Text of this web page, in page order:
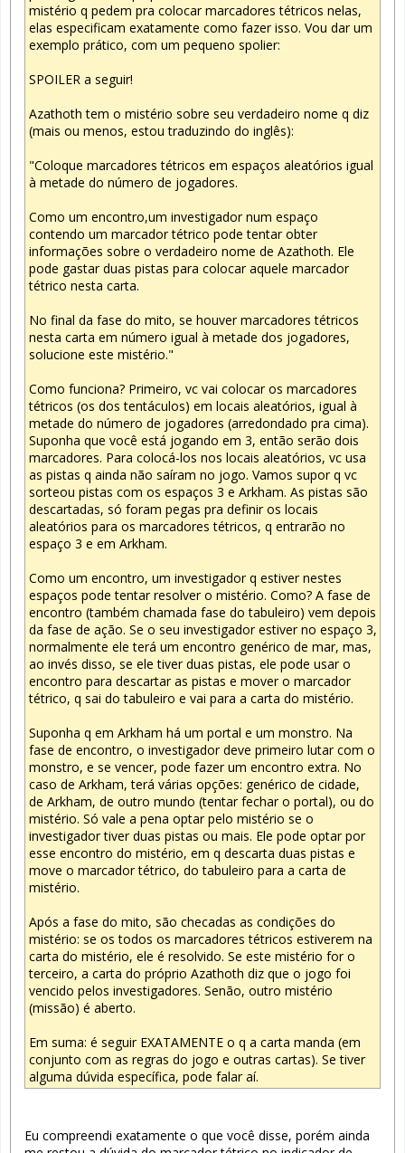
mistério q pedem pra colocar marcadores tétricos nelas,
elas especificam exatamente como fazer isso. Vou dar um
exemplo prático, com um pequeno spolier:
SPOILER a seguir!
Azathoth tem o mistério sobre seu verdadeiro nome q diz
(mais ou menos, estou traduzindo do inglês):
"Coloque marcadores tétricos em espaços aleatórios igual
à metade do número de jogadores.
Como um encontro,um investigador num espaço
contendo um marcador tétrico pode tentar obter
informações sobre o verdadeiro nome de Azathoth. Ele
pode gastar duas pistas para colocar aquele marcador
tétrico nesta carta.
No final da fase do mito, se houver marcadores tétricos
nesta carta em número igual à metade dos jogadores,
solucione este mistério."
Como funciona? Primeiro, vc vai colocar os marcadores
tétricos (os dos tentáculos) em locais aleatórios, igual à
metade do número de jogadores (arredondado pra cima).
Suponha que você está jogando em 3, então serão dois
marcadores. Para colocá-los nos locais aleatórios, vc usa
as pistas q ainda não saíram no jogo. Vamos supor q vc
sorteou pistas com os espaços 3 e Arkham. As pistas são
descartadas, só foram pegas pra definir os locais
aleatórios para os marcadores tétricos, q entrarão no
espaço 3 e em Arkham.
Como um encontro, um investigador q estiver nestes
espaços pode tentar resolver o mistério. Como? A fase de
encontro (também chamada fase do tabuleiro) vem depois
da fase de ação. Se o seu investigador estiver no espaço 3,
normalmente ele terá um encontro genérico de mar, mas,
ao invés disso, se ele tiver duas pistas, ele pode usar o
encontro para descartar as pistas e mover o marcador
tétrico, q sai do tabuleiro e vai para a carta do mistério.
Suponha q em Arkham há um portal e um monstro. Na
fase de encontro, o investigador deve primeiro lutar com o
monstro, e se vencer, pode fazer um encontro extra. No
caso de Arkham, terá várias opções: genérico de cidade,
de Arkham, de outro mundo (tentar fechar o portal), ou do
mistério. Só vale a pena optar pelo mistério se o
investigador tiver duas pistas ou mais. Ele pode optar por
esse encontro do mistério, em q descarta duas pistas e
move o marcador tétrico, do tabuleiro para a carta de
mistério.
Após a fase do mito, são checadas as condições do
mistério: se os todos os marcadores tétricos estiverem na
carta do mistério, ele é resolvido. Se este mistério for o
terceiro, a carta do próprio Azathoth diz que o jogo foi
vencido pelos investigadores. Senão, outro mistério
(missão) é aberto.
Em suma: é seguir EXATAMENTE o q a carta manda (em
conjunto com as regras do jogo e outras cartas). Se tiver
alguma dúvida específica, pode falar aí.
Eu compreendi exatamente o que você disse, porém ainda